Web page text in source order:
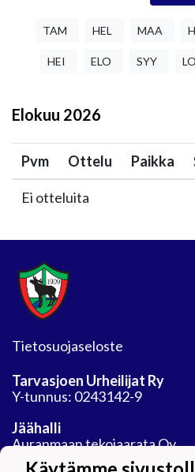
TAM HEL MAA
HEI ELO SYY
Elokuu 2026
Pvm Ottelu Paikka
Ei otteluita
Tietosuojaseloste
Tarvasjoen Urheilijat Ry
Y-tunnus: 0243142-9
Jäähalli
Auranmaan tekojaarata Oy
Areenatie 30